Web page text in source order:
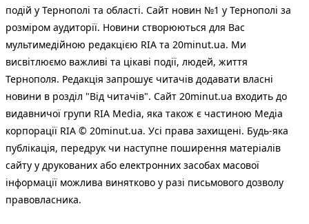
подій у Тернополі та області. Сайт новин №1 у Тернополі за
розміром аудиторії. Новини створюються для Вас
мультимедійною редакцією RIA та 20minut.ua. Ми
висвітлюємо важливі та цікаві події, людей, життя
Тернополя. Редакція запрошує читачів додавати власні
новини в розділ "Від читачів". Сайт 20minut.ua входить до
видавничої групи RIA Media, яка також є частиною Медіа
корпорації RIA © 20minut.ua. Усі права захищені. Будь-яка
публiкацiя, передрук чи наступне поширення матеріалів
сайту у друкованих або електронних засобах масової
інформації можлива винятково у разі письмового дозволу
правовласника.